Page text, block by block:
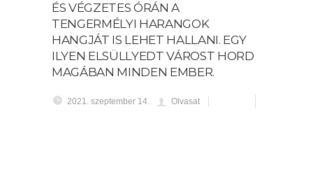
ÉS VÉGZETES ÓRÁN A
TENGERMÉLYI HARANGOK
HANGJÁT IS LEHET HALLANI. EGY
ILYEN ELSÜLLYEDT VÁROST HORD
MAGÁBAN MINDEN EMBER.
2021. szeptember 14. Olvasat